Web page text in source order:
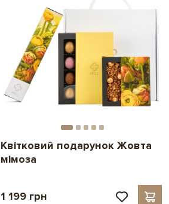
Квітковий подарунок Жовта
мімоза
1 199 грн